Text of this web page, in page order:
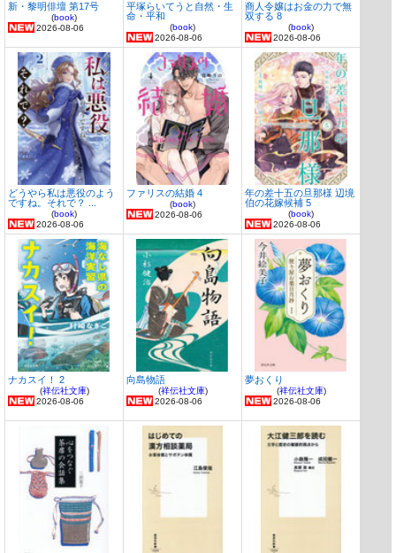
新・黎明俳壇 第17号
(book)
2026-08-06
平塚らいてうと自然・生
命・平和
(book)
2026-08-06
商人令嬢はお金の力で無
双する 8
(book)
2026-08-06
どうやら私は悪役のよう
ですね。それで？ ...
(book)
2026-08-06
ファリスの結婚 4
(book)
2026-08-06
年の差十五の旦那様 辺境
伯の花嫁候補 5
(book)
2026-08-06
ナカスイ！ 2
(祥伝社文庫)
2026-08-06
向島物語
(祥伝社文庫)
2026-08-06
夢おくり
(祥伝社文庫)
2026-08-06